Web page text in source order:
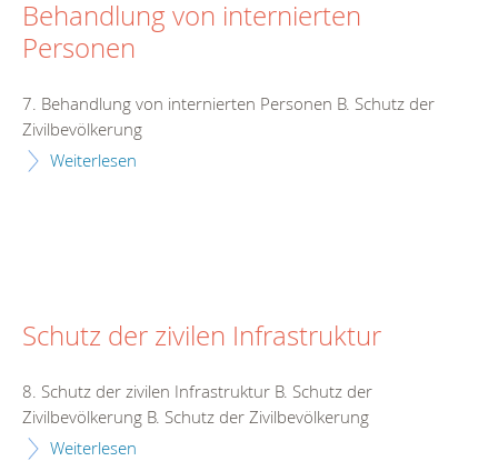
Behandlung von internierten
Personen
7. Behandlung von internierten Personen B. Schutz der
Zivilbevölkerung
Weiterlesen
Schutz der zivilen Infrastruktur
8. Schutz der zivilen Infrastruktur B. Schutz der
Zivilbevölkerung B. Schutz der Zivilbevölkerung
Weiterlesen